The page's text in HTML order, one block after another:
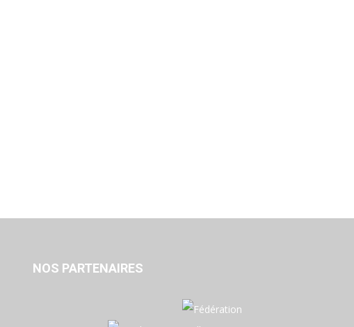
NOS PARTENAIRES